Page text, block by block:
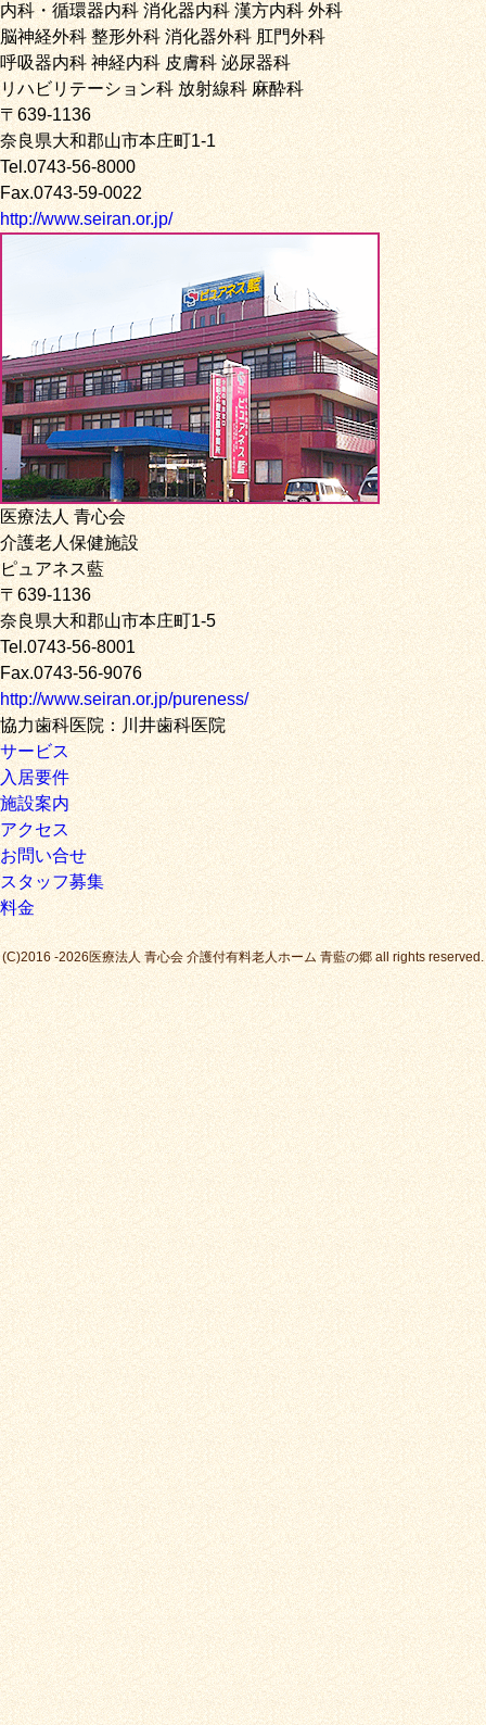
内科・循環器内科 消化器内科 漢方内科 外科
脳神経外科 整形外科 消化器外科 肛門外科
呼吸器内科 神経内科 皮膚科 泌尿器科
リハビリテーション科 放射線科 麻酔科
〒639-1136
奈良県大和郡山市本庄町1-1
Tel.0743-56-8000
Fax.0743-59-0022
http://www.seiran.or.jp/
医療法人 青心会
介護老人保健施設
ピュアネス藍
〒639-1136
奈良県大和郡山市本庄町1-5
Tel.0743-56-8001
Fax.0743-56-9076
http://www.seiran.or.jp/pureness/
協力歯科医院：川井歯科医院
サービス
入居要件
施設案内
アクセス
お問い合せ
スタッフ募集
料金
(C)2016 -2026医療法人 青心会 介護付有料老人ホーム 青藍の郷 all rights reserved.